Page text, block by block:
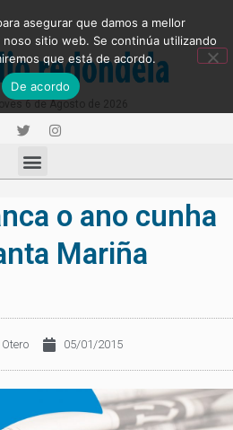
o ano cunha
Mariña
05/01/2015
asegurar que damos a mellor
sitio web. Se continúa utilizando
que está de acordo.
De acordo